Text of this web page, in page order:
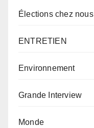
Élections chez nous
ENTRETIEN
Environnement
Grande Interview
Monde